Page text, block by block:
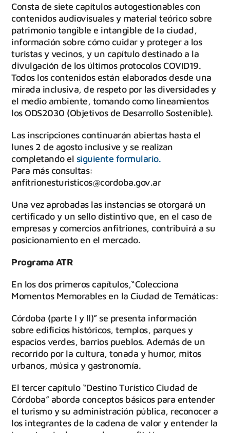
Consta de siete capítulos autogestionables con
contenidos audiovisuales y material teórico sobre
patrimonio tangible e intangible de la ciudad,
información sobre cómo cuidar y proteger a los
turistas y vecinos, y un capítulo destinado a la
divulgación de los últimos protocolos COVID19.
Todos los contenidos están elaborados desde una
mirada inclusiva, de respeto por las diversidades y
el medio ambiente, tomando como lineamientos
los ODS2030 (Objetivos de Desarrollo Sostenible).
Las inscripciones continuarán abiertas hasta el
lunes 2 de agosto inclusive y se realizan
completando el siguiente formulario.
Para más consultas:
anfitrionesturisticos@cordoba.gov.ar
Una vez aprobadas las instancias se otorgará un
certificado y un sello distintivo que, en el caso de
empresas y comercios anfitriones, contribuirá a su
posicionamiento en el mercado.
Programa ATR
En los dos primeros capítulos,“Colecciona
Momentos Memorables en la Ciudad de Temáticas:
Córdoba (parte I y II)” se presenta información
sobre edificios históricos, templos, parques y
espacios verdes, barrios pueblos. Además de un
recorrido por la cultura, tonada y humor, mitos
urbanos, música y gastronomía.
El tercer capítulo “Destino Turístico Ciudad de
Córdoba” aborda conceptos básicos para entender
el turismo y su administración pública, reconocer a
los integrantes de la cadena de valor y entender la